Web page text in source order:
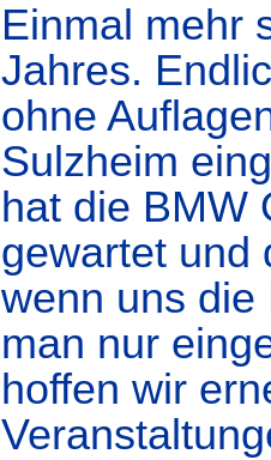
Einmal mehr
Jahres.
ohne
Sulzheim
hat die BMW
gewartet und
wenn uns die
man nur
hoffen wir